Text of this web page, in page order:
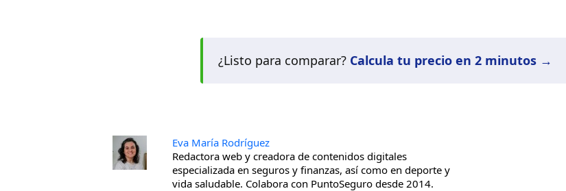
¿Listo para comparar? Calcula tu precio en 2 minutos →
Eva María Rodríguez
Redactora web y creadora de contenidos digitales
especializada en seguros y finanzas, así como en deporte y
vida saludable. Colabora con PuntoSeguro desde 2014.